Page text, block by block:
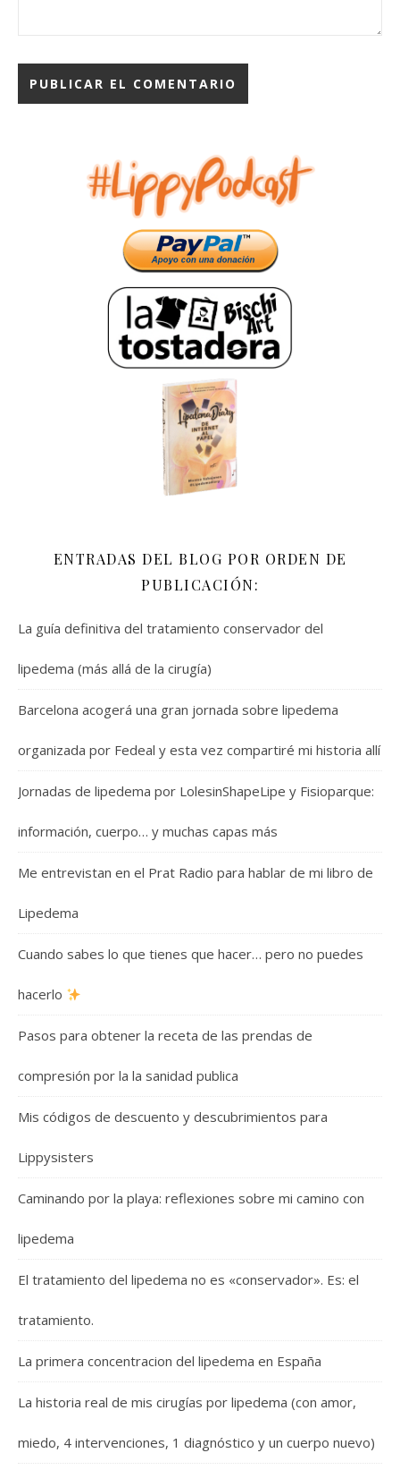
ENTRADAS DEL BLOG POR ORDEN DE
PUBLICACIÓN:
La guía definitiva del tratamiento conservador del
lipedema (más allá de la cirugía)
Barcelona acogerá una gran jornada sobre lipedema
organizada por Fedeal y esta vez compartiré mi historia allí
Jornadas de lipedema por LolesinShapeLipe y Fisioparque:
información, cuerpo… y muchas capas más
Me entrevistan en el Prat Radio para hablar de mi libro de
Lipedema
Cuando sabes lo que tienes que hacer… pero no puedes
hacerlo
Pasos para obtener la receta de las prendas de
compresión por la la sanidad publica
Mis códigos de descuento y descubrimientos para
Lippysisters
Caminando por la playa: reflexiones sobre mi camino con
lipedema
El tratamiento del lipedema no es «conservador». Es: el
tratamiento.
La primera concentracion del lipedema en España
La historia real de mis cirugías por lipedema (con amor,
miedo, 4 intervenciones, 1 diagnóstico y un cuerpo nuevo)